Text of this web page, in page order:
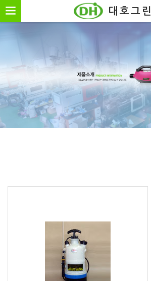
방역기계,방역기기,방충,방역,살충,살충제
대호그린